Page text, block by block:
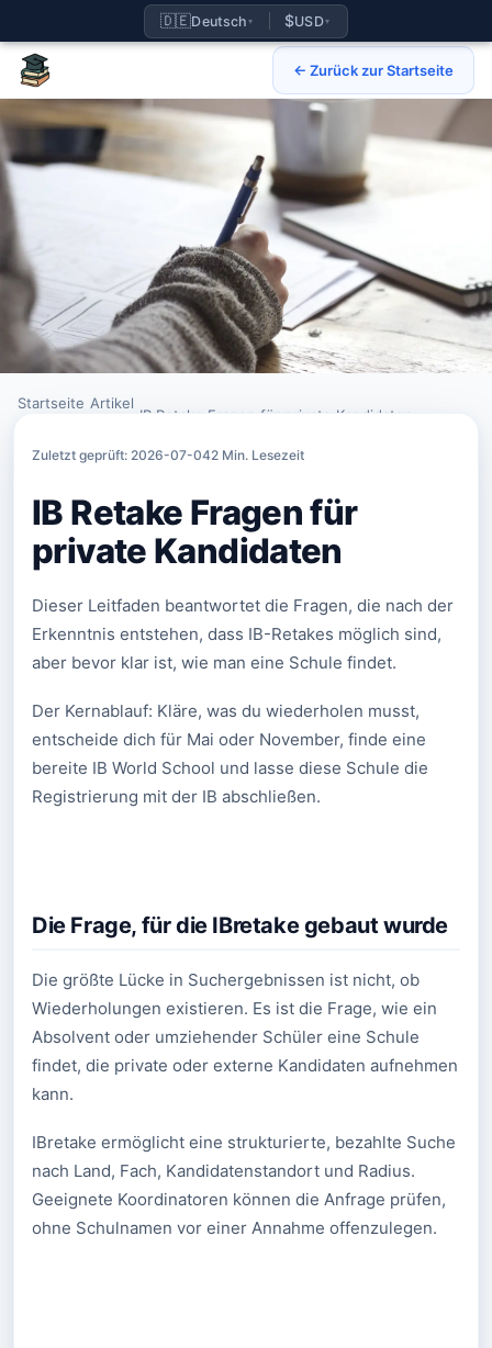
← Zurück zur Startseite
Startseite Artikel
IB Retake Fragen für private Kandidaten
Zuletzt geprüft: 2026-07-042 Min. Lesezeit
IB Retake Fragen für
private Kandidaten
Dieser Leitfaden beantwortet die Fragen, die nach der
Erkenntnis entstehen, dass IB-Retakes möglich sind,
aber bevor klar ist, wie man eine Schule findet.
Der Kernablauf: Kläre, was du wiederholen musst,
entscheide dich für Mai oder November, finde eine
bereite IB World School und lasse diese Schule die
Registrierung mit der IB abschließen.
Die Frage, für die IBretake gebaut wurde
Die größte Lücke in Suchergebnissen ist nicht, ob
Wiederholungen existieren. Es ist die Frage, wie ein
Absolvent oder umziehender Schüler eine Schule
findet, die private oder externe Kandidaten aufnehmen
kann.
IBretake ermöglicht eine strukturierte, bezahlte Suche
nach Land, Fach, Kandidatenstandort und Radius.
Geeignete Koordinatoren können die Anfrage prüfen,
ohne Schulnamen vor einer Annahme offenzulegen.
🇩🇪Deutsch ▾ $USD▾